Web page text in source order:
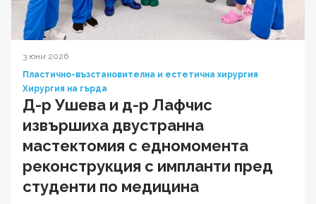
3 юни 2026
Пластично-възстановителна и естетична хирургия
Хирургия на гърда
Д-р Ушева и д-р Лафчис
извършиха двустранна
мастектомия с едномомента
реконструкция с импланти пред
студенти по медицина